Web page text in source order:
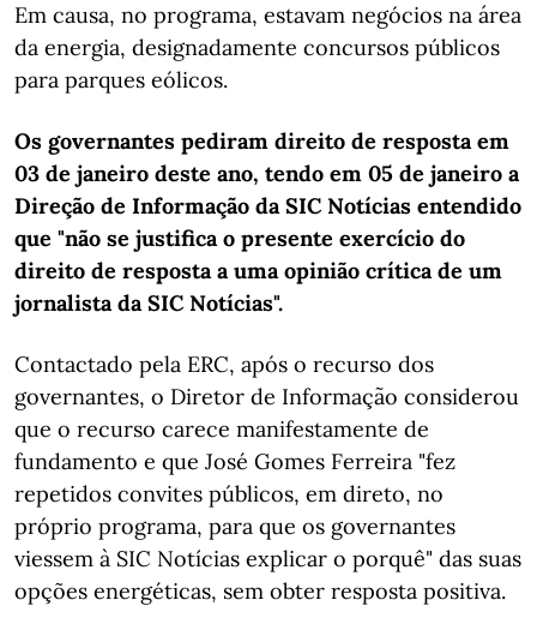
Em causa, no programa, estavam negócios na área
da energia, designadamente concursos públicos
para parques eólicos.
Os governantes pediram direito de resposta em
03 de janeiro deste ano, tendo em 05 de janeiro a
Direção de Informação da SIC Notícias entendido
que "não se justifica o presente exercício do
direito de resposta a uma opinião crítica de um
jornalista da SIC Notícias".
Contactado pela ERC, após o recurso dos
governantes, o Diretor de Informação considerou
que o recurso carece manifestamente de
fundamento e que José Gomes Ferreira "fez
repetidos convites públicos, em direto, no
próprio programa, para que os governantes
viessem à SIC Notícias explicar o porquê" das suas
opções energéticas, sem obter resposta positiva.